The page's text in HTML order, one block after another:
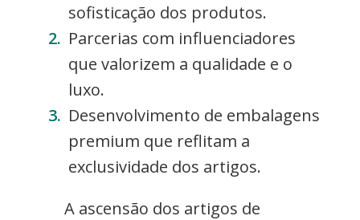
sofisticação dos produtos.
Parcerias com influenciadores
que valorizem a qualidade e o
luxo.
Desenvolvimento de embalagens
premium que reflitam a
exclusividade dos artigos.
A ascensão dos artigos de